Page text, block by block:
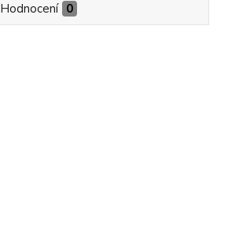
Hodnocení 0